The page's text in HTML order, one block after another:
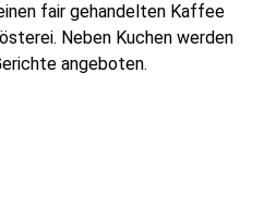
fair gehandelten Kaffee
Neben Kuchen werden
angeboten.